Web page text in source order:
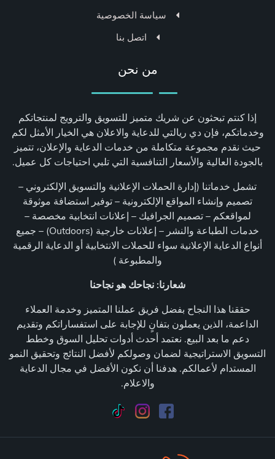
من نحن
إذا كنتم تبحثون عن شريك متميز للتسويق والترويج لمنتجاتكم
وخدماتكم، فإن دي ريالتي للدعاية والاعلان هي الخيار الأمثل لكم
حيث نقدم مجموعة متكاملة من خدمات الدعاية والإعلان، تتميز
بالجودة العالية والأسعار التنافسية التي تلبي احتياجات كل عميل.
تشمل خدماتنا (إدارة الحملات الإعلانية والتسويق الإلكتروني –
تصميم وإنشاء المواقع الإلكترونية – توفير استضافة موثوقة
لمواقعكم – تصميم الجرافيك – إعلانات انتخابية مخصصة –
خدمات الطباعة والنشر – إعلانات خارجية (Outdoors) – جميع
أنواع الدعاية الإعلانية سواء للحملات الانتخابية أو الدعاية الرقمية
والمطبوعة )
شعارنا: نجاحك هو نجاحنا
حققنا هذا النجاح بفضل فريق عملنا المتميز وخدمة العملاء
الداعمة، الذين يعملون بتفانٍ للإجابة على استفساراتكم وتقديم
دعم ما بعد البيع. نعتمد أحدث أدوات تحليل السوق وخطط
التسويق الاستراتيجية لضمان وصولكم لأفضل النتائج وتحقيق النمو
المستدام لأعمالكم. هدفنا أن نكون الأفضل في مجال الدعاية
والاعلام.
سياسة الخصوصية
اتصل بنا